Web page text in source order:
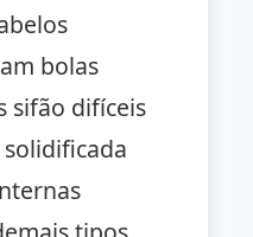
bolas
sifão difíceis